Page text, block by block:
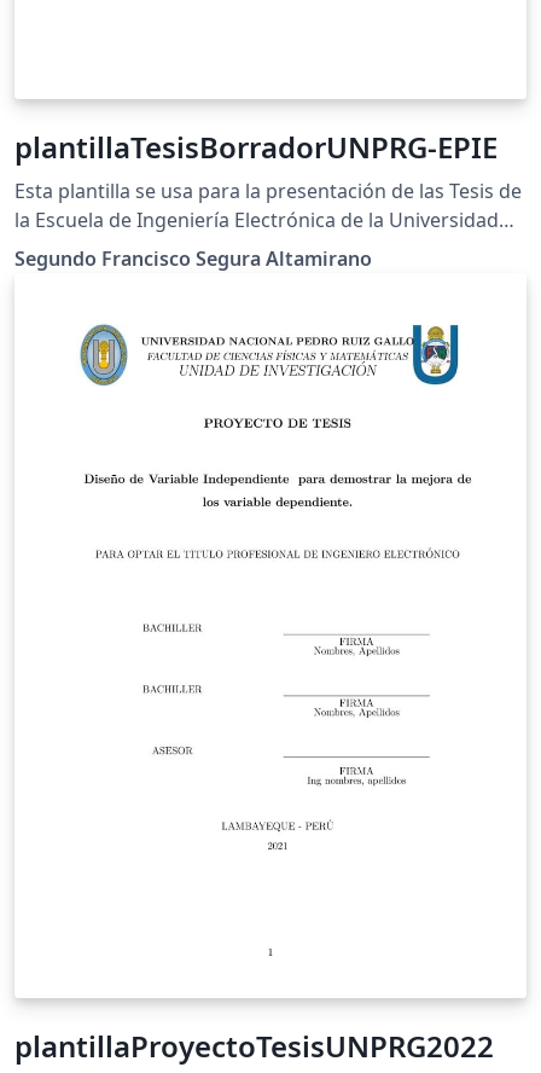
plantillaTesisBorradorUNPRG-EPIE
Esta plantilla se usa para la presentación de las Tesis de
la Escuela de Ingeniería Electrónica de la Universidad
Nacional Pedro Ruiz Gallo
Segundo Francisco Segura Altamirano
plantillaProyectoTesisUNPRG2022